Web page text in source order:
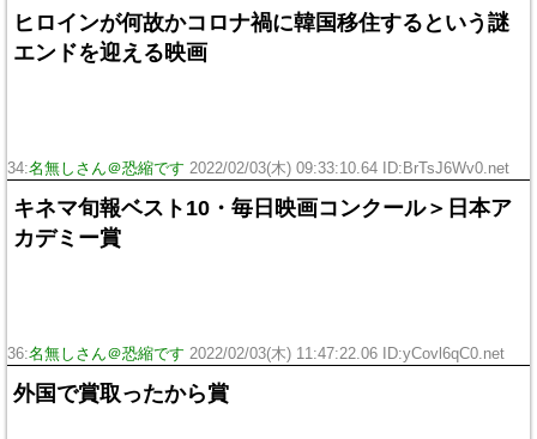
ヒロインが何故かコロナ禍に韓国移住するという謎
エンドを迎える映画
34:名無しさん＠恐縮です 2022/02/03(木) 09:33:10.64 ID:BrTsJ6Wv0.net
キネマ旬報ベスト10・毎日映画コンクール＞日本ア
カデミー賞
36:名無しさん＠恐縮です 2022/02/03(木) 11:47:22.06 ID:yCovl6qC0.net
外国で賞取ったから賞